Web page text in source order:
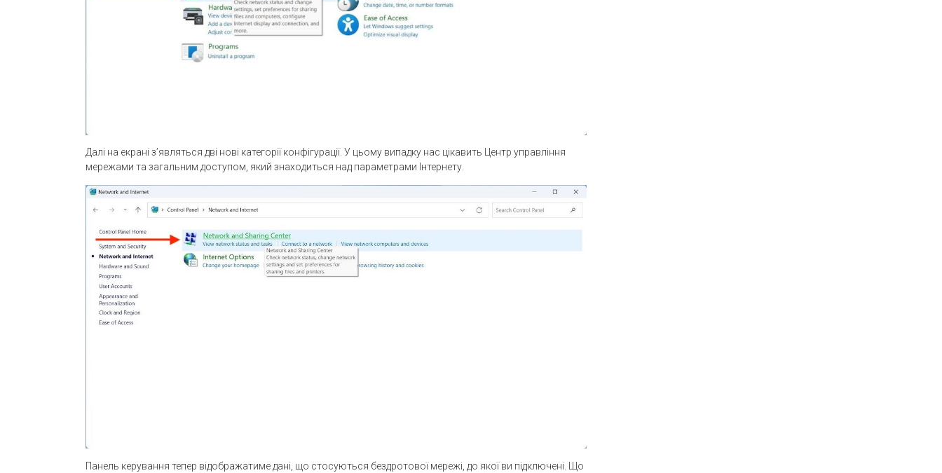
Далі на екрані з’являться дві нові категорії конфігурації. У цьому випадку нас цікавить Центр управління
мережами та загальним доступом, який знаходиться над параметрами Інтернету.
Панель керування тепер відображатиме дані, що стосуються бездротової мережі, до якої ви підключені. Що